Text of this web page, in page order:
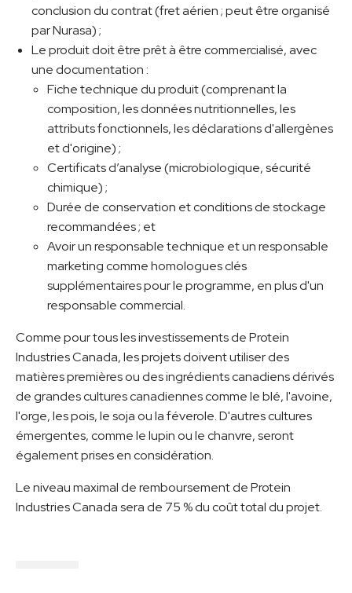
conclusion du contrat (fret aérien ; peut être organisé
par Nurasa) ;
Le produit doit être prêt à être commercialisé, avec
une documentation :
Fiche technique du produit (comprenant la
composition, les données nutritionnelles, les
attributs fonctionnels, les déclarations d'allergènes
et d'origine) ;
Certificats d’analyse (microbiologique, sécurité
chimique) ;
Durée de conservation et conditions de stockage
recommandées ; et
Avoir un responsable technique et un responsable
marketing comme homologues clés
supplémentaires pour le programme, en plus d'un
responsable commercial.
Comme pour tous les investissements de Protein
Industries Canada, les projets doivent utiliser des
matières premières ou des ingrédients canadiens dérivés
de grandes cultures canadiennes comme le blé, l'avoine,
l'orge, les pois, le soja ou la féverole. D'autres cultures
émergentes, comme le lupin ou le chanvre, seront
également prises en considération.
Le niveau maximal de remboursement de Protein
Industries Canada sera de 75 % du coût total du projet.